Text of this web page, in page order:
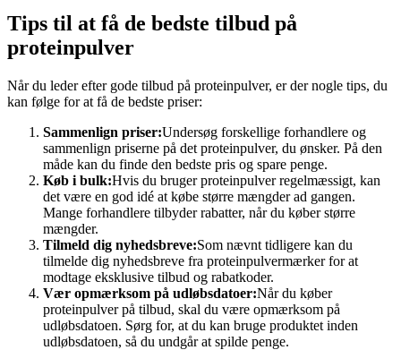
Tips til at få de bedste tilbud på
proteinpulver
Når du leder efter gode tilbud på proteinpulver, er der nogle tips, du
kan følge for at få de bedste priser:
Sammenlign priser:Undersøg forskellige forhandlere og
sammenlign priserne på det proteinpulver, du ønsker. På den
måde kan du finde den bedste pris og spare penge.
Køb i bulk:Hvis du bruger proteinpulver regelmæssigt, kan
det være en god idé at købe større mængder ad gangen.
Mange forhandlere tilbyder rabatter, når du køber større
mængder.
Tilmeld dig nyhedsbreve:Som nævnt tidligere kan du
tilmelde dig nyhedsbreve fra proteinpulvermærker for at
modtage eksklusive tilbud og rabatkoder.
Vær opmærksom på udløbsdatoer:Når du køber
proteinpulver på tilbud, skal du være opmærksom på
udløbsdatoen. Sørg for, at du kan bruge produktet inden
udløbsdatoen, så du undgår at spilde penge.